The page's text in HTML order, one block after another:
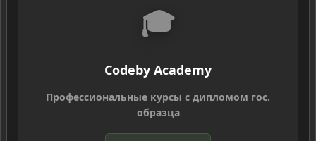
🎓
Codeby Academy
Профессиональные курсы с дипломом гос.
образца